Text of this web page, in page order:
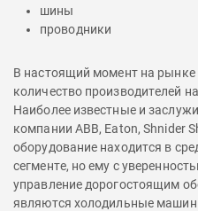
шины
проводники
В настоящий момент на
количество производителей
Наиболее известные и
компании ABB, Eaton, Shnider
оборудование находится в
сегменте, но ему с
управление дорогостоящим
являются холодильные